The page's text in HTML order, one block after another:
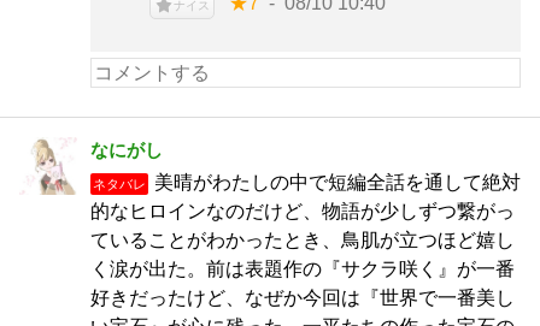
ナイス
なにがし
ネタバレ
美晴がわたしの中で短編全話を通して絶対
的なヒロインなのだけど、物語が少しずつ繋がっ
ていることがわかったとき、鳥肌が立つほど嬉し
く涙が出た。前は表題作の『サクラ咲く』が一番
好きだったけど、なぜか今回は『世界で一番美し